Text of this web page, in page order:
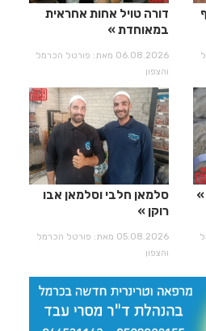
דורה טויל אחות אחראית
במאוחדת
06.08.2026 מאת: פורטל הכרמל
והצפון
סלמאן חלבי וסלמאן אבו
רוקן
05.08.2026 מאת: פורטל הכרמל
והצפון